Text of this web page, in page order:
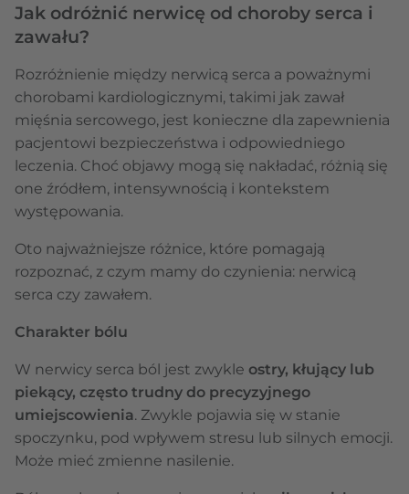
Jak odróżnić nerwicę od choroby serca i
zawału?
Rozróżnienie między nerwicą serca a poważnymi
chorobami kardiologicznymi, takimi jak zawał
mięśnia sercowego, jest konieczne dla zapewnienia
pacjentowi bezpieczeństwa i odpowiedniego
leczenia. Choć objawy mogą się nakładać, różnią się
one źródłem, intensywnością i kontekstem
występowania.
Oto najważniejsze różnice, które pomagają
rozpoznać, z czym mamy do czynienia: nerwicą
serca czy zawałem.
Charakter bólu
W nerwicy serca ból jest zwykle ostry, kłujący lub
piekący, często trudny do precyzyjnego
umiejscowienia. Zwykle pojawia się w stanie
spoczynku, pod wpływem stresu lub silnych emocji.
Może mieć zmienne nasilenie.